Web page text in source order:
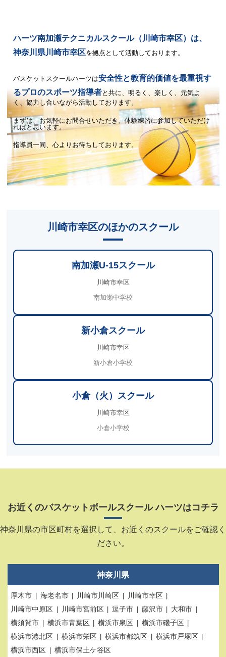
ハーツ南加瀬テクニカルスクール（川崎市幸区）は、
神奈川県川崎市幸区を拠点として活動しております。
バスケットスクールハーツは安全性と教育的価値を最重視す
るプロのスポーツ指導者と共に、明るく、楽しく、元気よ
く、協力し合いながら活動しております。
まずは、お気軽にお問合せいただき、体験練習に参加していただけ
ればと思います。
指導員一同、心よりお待ちしております。
川崎市幸区のほかのスクール
南加瀬U-15スクール
川崎市幸区
南加瀬中学校
新小倉スクール
川崎市幸区
新小倉小学校
小倉（火）スクール
川崎市幸区
小倉小学校
お近くのバスケットボールスクール ハーツはコチラ
神奈川県の市区町村を選択して、お近くのスクールをご確認く
ださい。
神奈川県
厚木市 海老名市 川崎市川崎区
川崎市幸区
川崎市中原区
川崎市宮前区 逗子市 藤沢市
大和市
横須賀市
横浜市青葉区 横浜市泉区
横浜市磯子区
横浜市港北区
横浜市栄区 横浜市都筑区
横浜市戸塚区
横浜市西区
横浜市保土ケ谷区